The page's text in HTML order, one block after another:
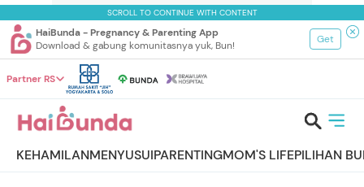
SCROLL TO CONTINUE WITH CONTENT
HaiBunda - Pregnancy & Parenting App
Download & gabung komunitasnya yuk, Bun!
Get
Partner RS
KEHAMILANMENYUSUIPARENTINGMOM'S LIFEPILIHAN